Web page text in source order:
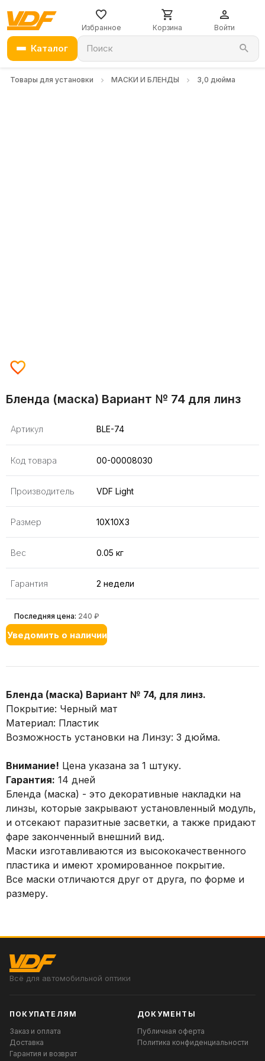
Избранное Корзина Войти
Каталог Поиск
Товары для установки МАСКИ И БЛЕНДЫ 3,0 дюйма
Бленда (маска) Вариант № 74 для линз
Артикул BLE-74
Код товара 00-00008030
Производитель VDF Light
Размер 10X10X3
Вес 0.05 кг
Гарантия 2 недели
Последняя цена: 240 ₽
Уведомить о наличии
Бленда (маска) Вариант № 74, для линз.
Покрытие: Черный мат
Материал: Пластик
Возможность установки на Линзу: 3 дюйма.
Внимание! Цена указана за 1 штуку.
Гарантия: 14 дней
Бленда (маска) - это декоративные накладки на
линзы, которые закрывают установленный модуль,
и отсекают паразитные засветки, а также придают
фаре законченный внешний вид.
Маски изготавливаются из высококачественного
пластика и имеют хромированное покрытие.
Все маски отличаются друг от друга, по форме и
размеру.
Всё для автомобильной оптики
ПОКУПАТЕЛЯМ
Заказ и оплата
Доставка
Гарантия и возврат
ДОКУМЕНТЫ
Публичная оферта
Политика конфиденциальности